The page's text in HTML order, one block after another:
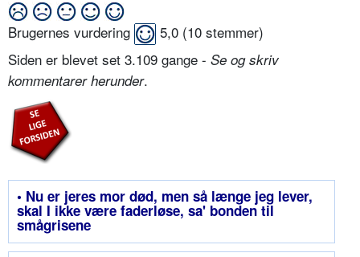
Brugernes vurdering 5,0 (10 stemmer)
Siden er blevet set 3.109 gange - Se og skriv
kommentarer herunder.
• Nu er jeres mor død, men så længe jeg lever,
skal I ikke være faderløse, sa' bonden til
smågrisene